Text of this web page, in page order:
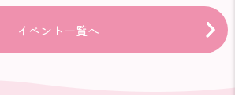
イベント一覧へ